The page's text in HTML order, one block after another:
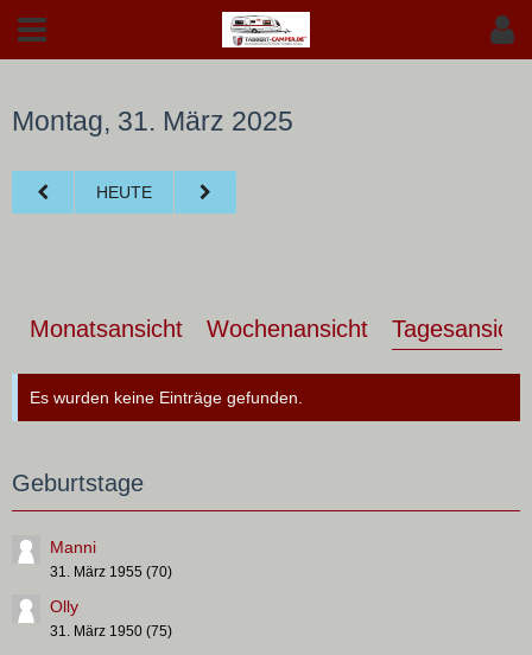
Montag, 31. März 2025
HEUTE
Monatsansicht Wochenansicht Tagesansicht
Es wurden keine Einträge gefunden.
Geburtstage
Manni
31. März 1955 (70)
Olly
31. März 1950 (75)